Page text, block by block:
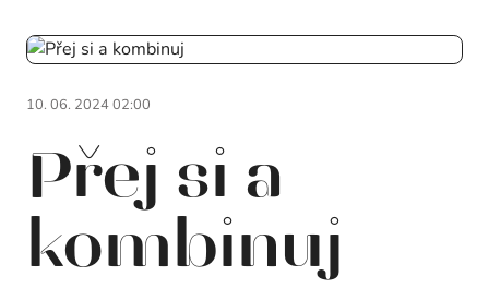
10. 06. 2024 02:00
Přej si a
kombinuj